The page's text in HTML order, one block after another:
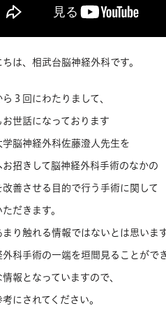
ちは、相武台脳神経外科です。
３回にわたりまして、
お世話になっております
学脳神経外科佐藤澄人先生を
お招きして脳神経外科手術のなかの
改善させる目的で行う手術に関して
だきます。
まり触れる情報ではないとは思いま
外科手術の一端を垣間見ることがで
情報となっていますので、
にされてください。